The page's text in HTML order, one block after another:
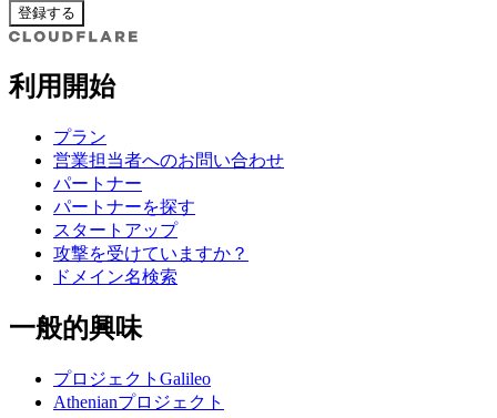
登録する
利用開始
プラン
営業担当者へのお問い合わせ
パートナー
パートナーを探す
スタートアップ
攻撃を受けていますか？
ドメイン名検索
一般的興味
プロジェクトGalileo
Athenianプロジェクト